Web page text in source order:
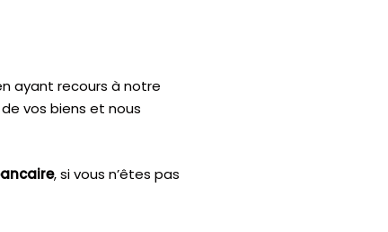
ayant recours à notre
vos biens et nous
, si vous n’êtes pas